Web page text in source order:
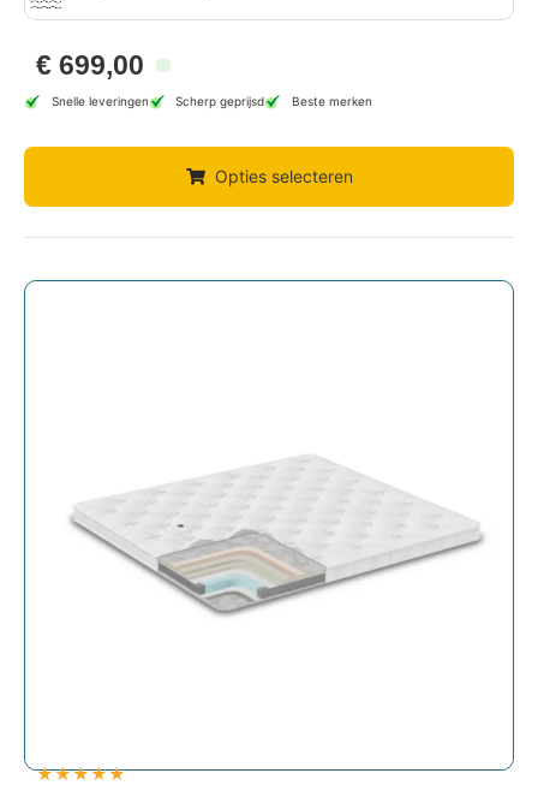
€ 699,00
Snelle leveringen Scherp geprijsd Beste merken
Opties selecteren
★★★★★